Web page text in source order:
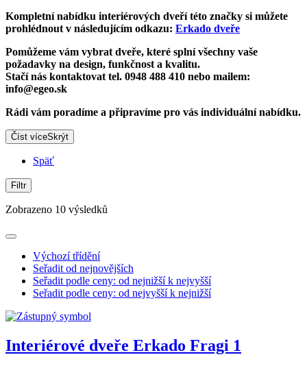
Kompletní nabídku interiérových dveří této značky si můžete
prohlédnout v následujícím odkazu: Erkado dveře
Pomůžeme vám vybrat dveře, které splní všechny vaše
požadavky na design, funkčnost a kvalitu.
Stačí nás kontaktovat tel. 0948 488 410 nebo mailem:
info@egeo.sk
Rádi vám poradíme a připravíme pro vás individuální nabídku.
Číst víceSkrýt
Späť
Filtr
Zobrazeno 10 výsledků
Výchozí třídění
Seřadit od nejnovějších
Seřadit podle ceny: od nejnižší k nejvyšší
Seřadit podle ceny: od nejvyšší k nejnižší
Interiérové dveře Erkado Fragi 1